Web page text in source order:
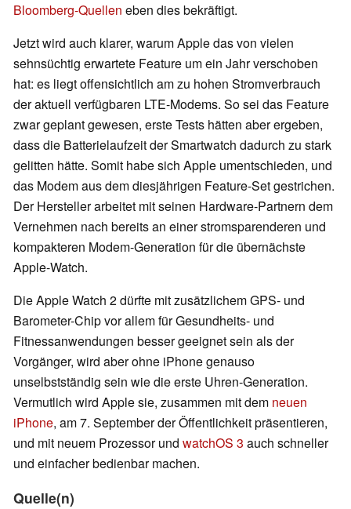
Bloomberg-Quellen eben dies bekräftigt.
Jetzt wird auch klarer, warum Apple das von vielen
sehnsüchtig erwartete Feature um ein Jahr verschoben
hat: es liegt offensichtlich am zu hohen Stromverbrauch
der aktuell verfügbaren LTE-Modems. So sei das Feature
zwar geplant gewesen, erste Tests hätten aber ergeben,
dass die Batterielaufzeit der Smartwatch dadurch zu stark
gelitten hätte. Somit habe sich Apple umentschieden, und
das Modem aus dem diesjährigen Feature-Set gestrichen.
Der Hersteller arbeitet mit seinen Hardware-Partnern dem
Vernehmen nach bereits an einer stromsparenderen und
kompakteren Modem-Generation für die übernächste
Apple-Watch.
Die Apple Watch 2 dürfte mit zusätzlichem GPS- und
Barometer-Chip vor allem für Gesundheits- und
Fitnessanwendungen besser geeignet sein als der
Vorgänger, wird aber ohne iPhone genauso
unselbstständig sein wie die erste Uhren-Generation.
Vermutlich wird Apple sie, zusammen mit dem neuen
iPhone, am 7. September der Öffentlichkeit präsentieren,
und mit neuem Prozessor und watchOS 3 auch schneller
und einfacher bedienbar machen.
Quelle(n)